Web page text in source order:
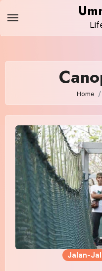
content
Home
Jalan-